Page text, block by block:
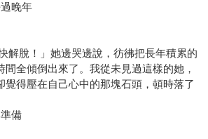
晚年
解脫！」她邊哭邊說，彷彿把長年積累的
間全傾倒出來了。我從未見過這樣的她，
覺得壓在自己心中的那塊石頭，頓時落了
備